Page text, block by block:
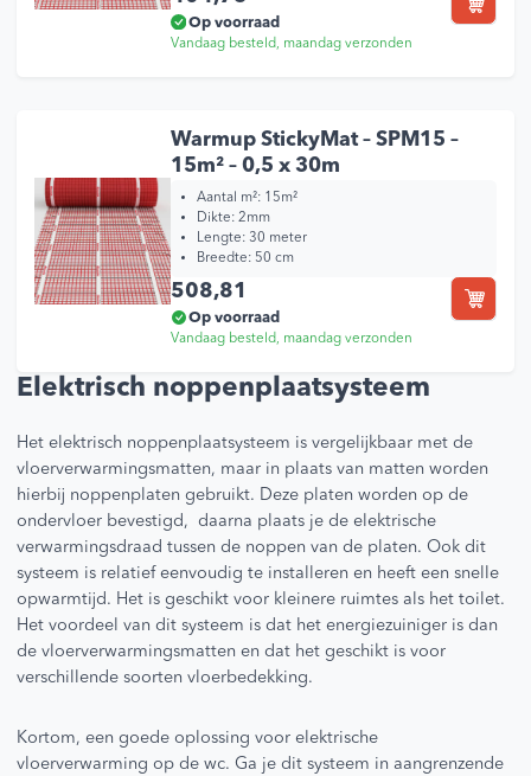
Op voorraad
Vandaag besteld, maandag verzonden
Warmup StickyMat – SPM15 –
15m² – 0,5 x 30m
Aantal m²: 15m²
Dikte: 2mm
Lengte: 30 meter
Breedte: 50 cm
508,81
Op voorraad
Vandaag besteld, maandag verzonden
Elektrisch noppenplaatsysteem
Het elektrisch noppenplaatsysteem is vergelijkbaar met de
vloerverwarmingsmatten, maar in plaats van matten worden
hierbij noppenplaten gebruikt. Deze platen worden op de
ondervloer bevestigd, daarna plaats je de elektrische
verwarmingsdraad tussen de noppen van de platen. Ook dit
systeem is relatief eenvoudig te installeren en heeft een snelle
opwarmtijd. Het is geschikt voor kleinere ruimtes als het toilet.
Het voordeel van dit systeem is dat het energiezuiniger is dan
de vloerverwarmingsmatten en dat het geschikt is voor
verschillende soorten vloerbedekking.
Kortom, een goede oplossing voor elektrische
vloerverwarming op de wc. Ga je dit systeem in aangrenzende